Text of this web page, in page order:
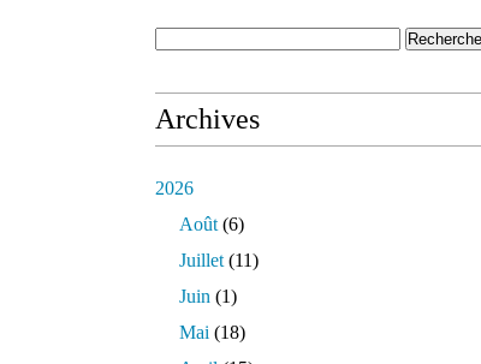
Archives
2026
Août (6)
Juillet (11)
Juin (1)
Mai (18)